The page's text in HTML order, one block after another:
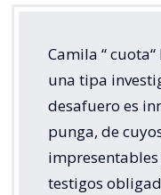
Camila “ cuota“
una tipa
desafuero es
punga, de
testigos